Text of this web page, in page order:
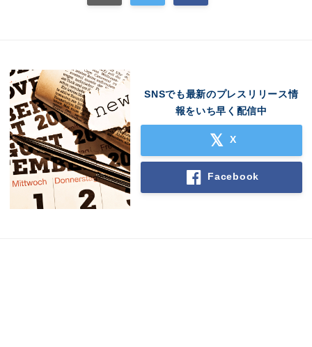
SNSでも最新のプレスリリース情
報をいち早く配信中
X
Facebook